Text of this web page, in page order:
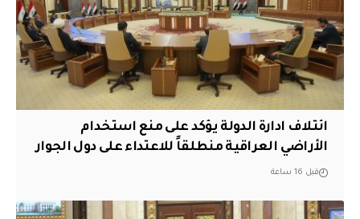
ائتلاف ادارة الدولة يؤكد على منع استخدام
الأراضي العراقية منطلقاً للاعتداء على دول الجوار
قبل 16 ساعة